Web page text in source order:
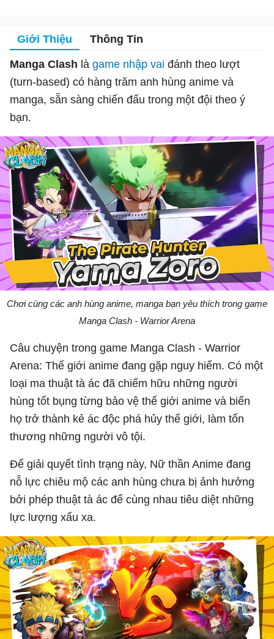
Giới Thiệu Thông Tin
Manga Clash là game nhập vai đánh theo lượt
(turn-based) có hàng trăm anh hùng anime và
manga, sẵn sàng chiến đấu trong một đội theo ý
bạn.
Chơi cùng các anh hùng anime, manga bạn yêu thích trong game
Manga Clash - Warrior Arena
Câu chuyện trong game Manga Clash - Warrior
Arena: Thế giới anime đang gặp nguy hiểm. Có một
loại ma thuật tà ác đã chiếm hữu những người
hùng tốt bụng từng bảo vệ thế giới anime và biến
họ trở thành kẻ ác độc phá hủy thế giới, làm tổn
thương những người vô tội.
Để giải quyết tình trạng này, Nữ thần Anime đang
nỗ lực chiêu mộ các anh hùng chưa bị ảnh hưởng
bởi phép thuật tà ác để cùng nhau tiêu diệt những
lực lượng xấu xa.